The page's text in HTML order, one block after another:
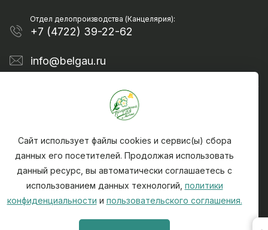
Отдел делопроизводства (Канцелярия):
+7 (4722) 39-22-62
info@belgau.ru
Политика конфиденциальности
Чтобы сообщить о найденной на сайте ошибке -
выделите текст ошибки и нажмите CTRL + ENTER
Сайт использует файлы cookies и сервис(ы) сбора
данных его посетителей. Продолжая использовать
данный ресурс, вы автоматически соглашаетесь с
использованием данных технологий, политики
конфиденциальности и пользовательского соглашения.